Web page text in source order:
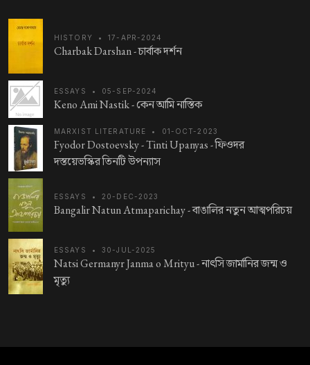
HISTORY • 17-APR-2024
Charbak Darshan -চার্বাক দর্শন
ESSAYS • 05-SEP-2024
Keno Ami Nastik -কেন আমি নাস্তিক
MARXIST LITERATURE • 01-OCT-2023
Fyodor Dostoevsky - Tinti Upanyas -ফিওদর
দস্তয়েভস্কির তিনটি উপন্যাস
ESSAYS • 20-DEC-2023
Bangalir Natun Atmaparichay -বাঙালির নতুন আত্মপরিচয়
ESSAYS • 30-JUL-2025
Natsi Germanyr Janma o Mrityu -নাৎসি জার্মানির জন্ম ও
মৃত্যু